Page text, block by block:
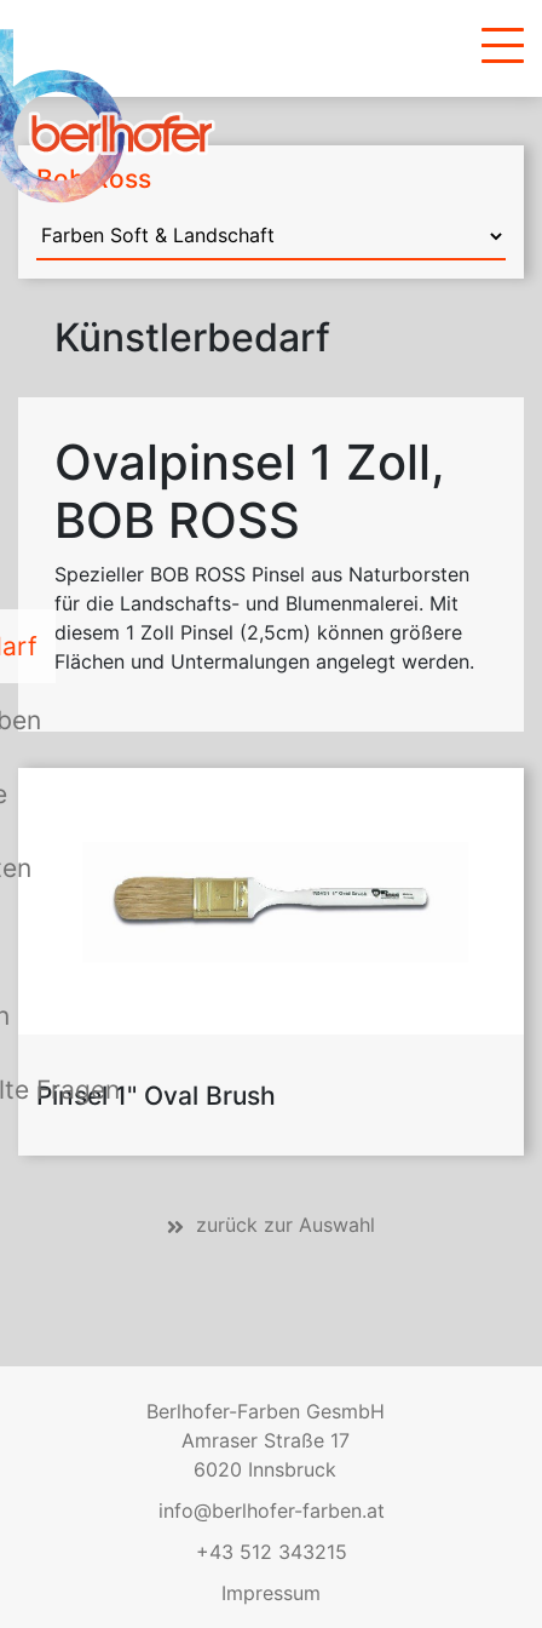
Fragen
Bob Ross
Künstlerbedarf
Ovalpinsel 1 Zoll,
BOB ROSS
Spezieller BOB ROSS Pinsel aus Naturborsten
für die Landschafts- und Blumenmalerei. Mit
diesem 1 Zoll Pinsel (2,5cm) können größere
Flächen und Untermalungen angelegt werden.
Pinsel 1" Oval Brush
zurück zur Auswahl
Berlhofer-Farben GesmbH
Amraser Straße 17
6020 Innsbruck
info@berlhofer-farben.at
+43 512 343215
Impressum